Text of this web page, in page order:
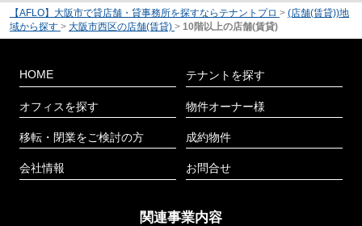
【AFLO】大阪市で貸店舗・貸事務所を探すならテナントプロ > (店舗(賃貸))地
域から探す > 大阪市西区の店舗(賃貸) > 10階以上の店舗(賃貸)
HOME
オフィスを探す
移転・閉業をご検討の方
会社情報
テナントを探す
物件オーナー様
成約物件
お問合せ
関連事業内容